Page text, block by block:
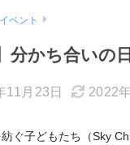
イベント
分かち合いの
11月23日 2022
紡ぐ子どもたち（Sky